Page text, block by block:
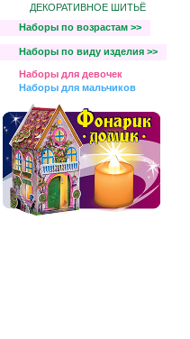
ДЕКОРАТИВНОЕ ШИТЬЁ
Наборы по возрастам >>
Наборы по виду изделия >>
Наборы для девочек
Наборы для мальчиков